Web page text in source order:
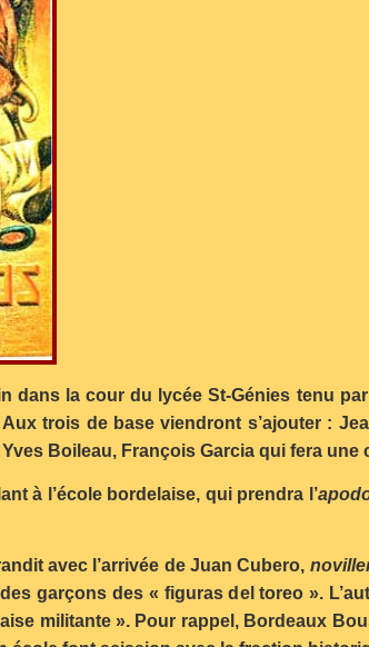
dans la cour du lycée St-Génies tenu
Aux trois de base viendront s’ajouter :
Boileau, François Garcia qui fera une
à l’école bordelaise, qui prendra l’
avec l’arrivée de Juan Cubero,
garçons des « figuras del toreo ».
militante ». Pour rappel, Bordeaux